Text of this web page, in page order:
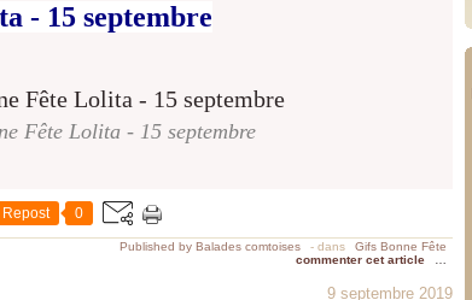
- 15 septembre
Fête Lolita - 15 septembre
Repost 0
Published by Balades comtoises - dans
Gifs Bonne Fête
commenter cet article
9 septembre 2019